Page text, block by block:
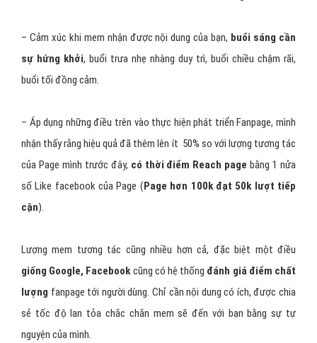
– Cảm xúc khi mem nhận được nội dung của bạn, buổi sáng cần
sự hứng khởi, buổi trưa nhẹ nhàng duy trì, buổi chiều chậm rãi,
buổi tối đồng cảm.
– Áp dụng những điều trên vào thực hiện phát triển Fanpage, mình
nhận thấy rằng hiệu quả đã thêm lên ít 50% so với lượng tương tác
của Page mình trước đây, có thời điểm Reach page bằng 1 nửa
số Like facebook của Page (Page hơn 100k đạt 50k lượt tiếp
cận).
Lượng mem tương tác cũng nhiều hơn cả, đặc biệt một điều
giống Google, Facebookcũng có hệ thống đánh giá điểm chất
lượng fanpage tới người dùng. Chỉ cần nội dung có ích, được chia
sẻ tốc độ lan tỏa chắc chắn mem sẽ đến với bạn bằng sự tự
nguyện của mình.